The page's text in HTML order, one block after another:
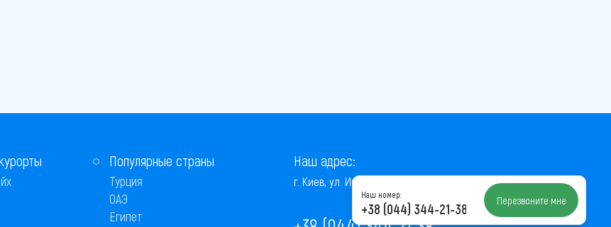
Популярные страны
Турция
ОАЭ
Египет
Наш адрес:
г. Киев, ул. Институтская, 22/7, оф. 41
Наш номер:
+38 (044) 344-21-38 Перезвоните мне